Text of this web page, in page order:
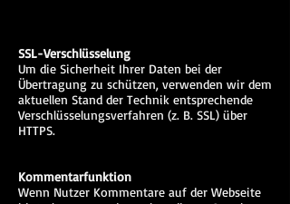
SSL-Verschlüsselung
Um die Sicherheit Ihrer Daten bei der
Übertragung zu schützen, verwenden wir dem
aktuellen Stand der Technik entsprechende
Verschlüsselungsverfahren (z. B. SSL) über
HTTPS.
Kommentarfunktion
Wenn Nutzer Kommentare auf der Webseite